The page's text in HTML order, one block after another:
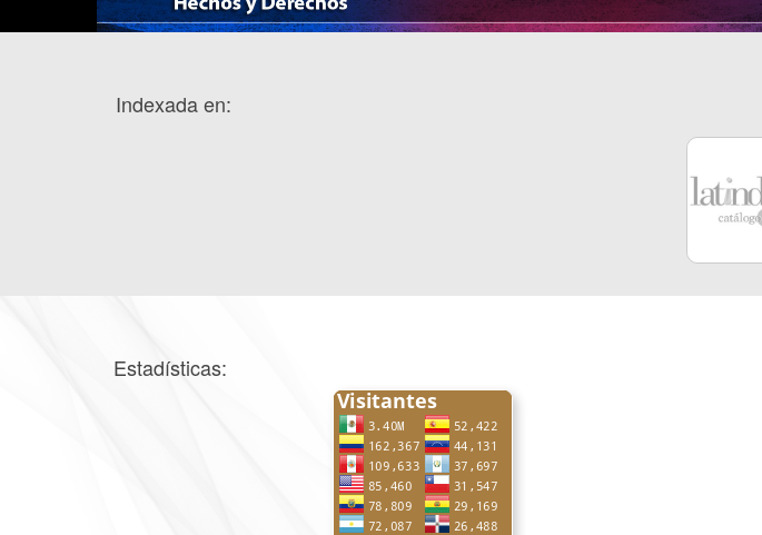
Indexada en:
Estadísticas: